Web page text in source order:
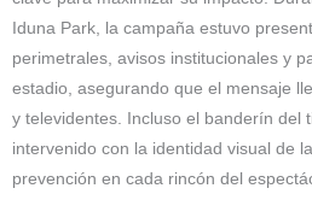
Iduna Park, la campaña estuvo
perimetrales, avisos institucionales y
estadio, asegurando que el mensaje
y televidentes. Incluso el banderín del
intervenido con la identidad visual de
prevención en cada rincón del